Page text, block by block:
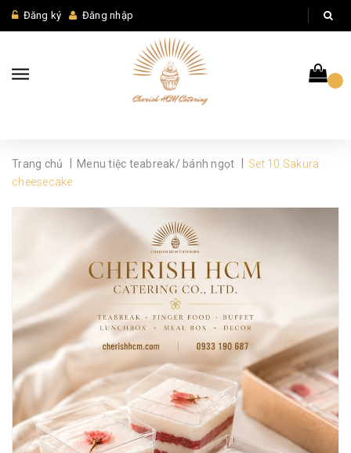
Đăng ký Đăng nhập
Trang chủ Menu tiệc teabreak/ bánh ngọt
Set 10 Sakura
cheesecake